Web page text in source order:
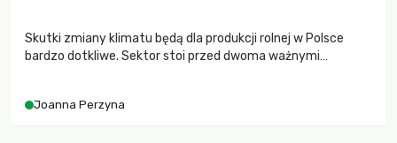
Skutki zmiany klimatu będą dla produkcji rolnej w Polsce
bardzo dotkliwe. Sektor stoi przed dwoma ważnymi
zachodzących zmian klimatycznych. Wymagać to będzie
Joanna Perzyna